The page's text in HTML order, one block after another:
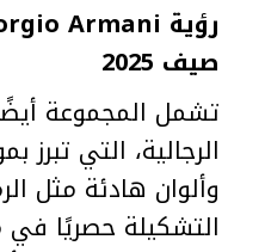
صيف 2025
الرجالية، التي تبرز
وألوان هادئة مثل
التشكيلة حصريًا في